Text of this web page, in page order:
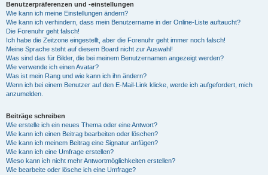
Benutzerpräferenzen und -einstellungen
Wie kann ich meine Einstellungen ändern?
Wie kann ich verhindern, dass mein Benutzername in der Online-Liste auftaucht?
Die Forenuhr geht falsch!
Ich habe die Zeitzone eingestellt, aber die Forenuhr geht immer noch falsch!
Meine Sprache steht auf diesem Board nicht zur Auswahl!
Was sind das für Bilder, die bei meinem Benutzernamen angezeigt werden?
Wie verwende ich einen Avatar?
Was ist mein Rang und wie kann ich ihn ändern?
Wenn ich bei einem Benutzer auf den E-Mail-Link klicke, werde ich aufgefordert, mich
anzumelden.
Beiträge schreiben
Wie erstelle ich ein neues Thema oder eine Antwort?
Wie kann ich einen Beitrag bearbeiten oder löschen?
Wie kann ich meinem Beitrag eine Signatur anfügen?
Wie kann ich eine Umfrage erstellen?
Wieso kann ich nicht mehr Antwortmöglichkeiten erstellen?
Wie bearbeite oder lösche ich eine Umfrage?